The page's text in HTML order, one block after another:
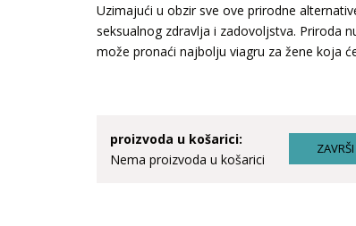
Uzimajući u obzir sve ove prirodne
seksualnog zdravlja i zadovoljstva. Priroda
može pronaći najbolju viagru za žene koja
proizvoda u košarici:
Nema proizvoda u košarici